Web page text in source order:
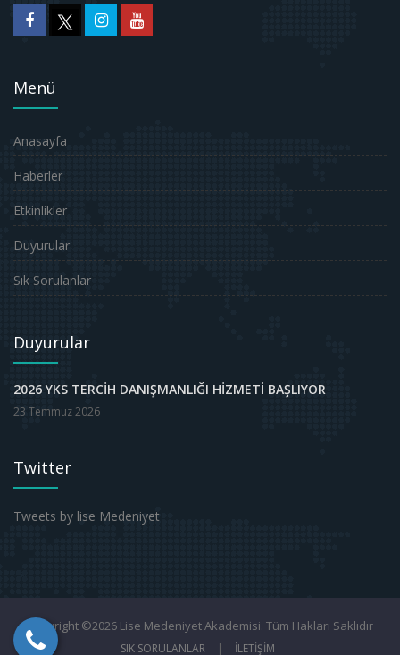
Menü
Anasayfa
Haberler
Etkinlikler
Duyurular
Sık Sorulanlar
Duyurular
2026 YKS TERCİH DANIŞMANLIĞI HİZMETİ BAŞLIYOR
23 Temmuz 2026
Twitter
Tweets by lise Medeniyet
Copyright ©2026 Lise Medeniyet Akademisi. Tüm Hakları Saklıdır
SIK SORULANLAR | İLETİŞİM